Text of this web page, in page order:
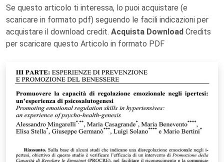
Se questo articolo ti interessa, lo puoi acquistare (e
scaricare in formato pdf) seguendo le facili indicazioni per
acquistare il download credit. Acquista Download Credits
per scaricare questo Articolo in formato PDF